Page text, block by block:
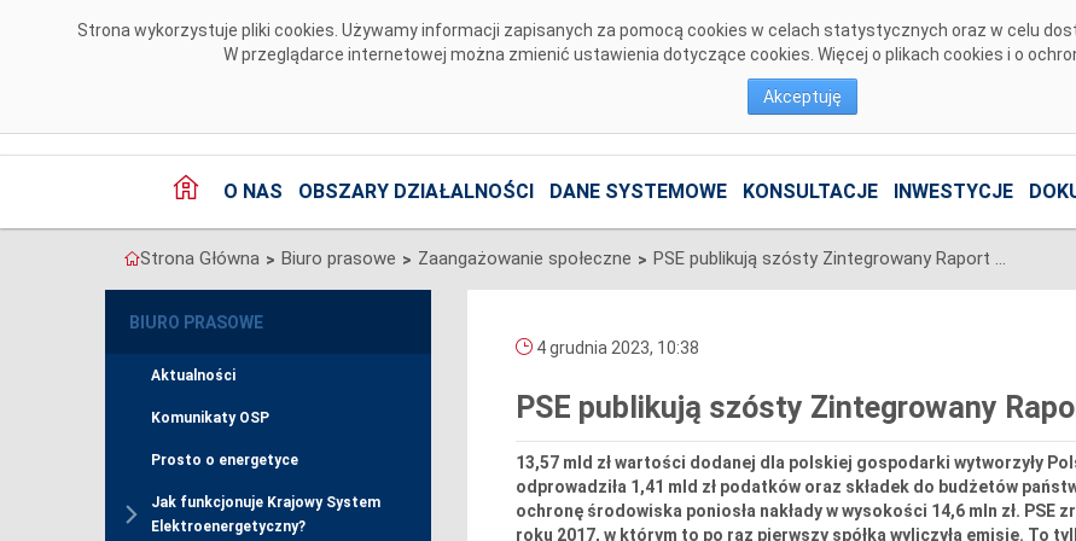
Strona wykorzystuje pliki cookies. Używamy informacji zapisanych za pomocą cookies w celach statystycznych oraz w celu
W przeglądarce internetowej można zmienić ustawienia dotyczące cookies. Więcej o plikach cookies i o
Akceptuję
O NAS OBSZARY DZIAŁALNOŚCI DANE SYSTEMOWE KONSULTACJE INWESTYCJE
Strona Główna > Biuro prasowe > Zaangażowanie społeczne > PSE publikują szósty Zintegrowany Raport Wpływu
BIURO PRASOWE
Aktualności
Komunikaty OSP
Prosto o energetyce
Jak funkcjonuje Krajowy System
Elektroenergetyczny?
4 grudnia 2023, 10:38
PSE publikują szósty Zintegrowany
13,57 mld zł wartości dodanej dla polskiej gospodarki wytworzyły
odprowadziła 1,41 mld zł podatków oraz składek do budżetów
ochronę środowiska poniosła nakłady w wysokości 14,6 mln zł. PSE
roku 2017, w którym to po raz pierwszy spółka wyliczyła emisje. To